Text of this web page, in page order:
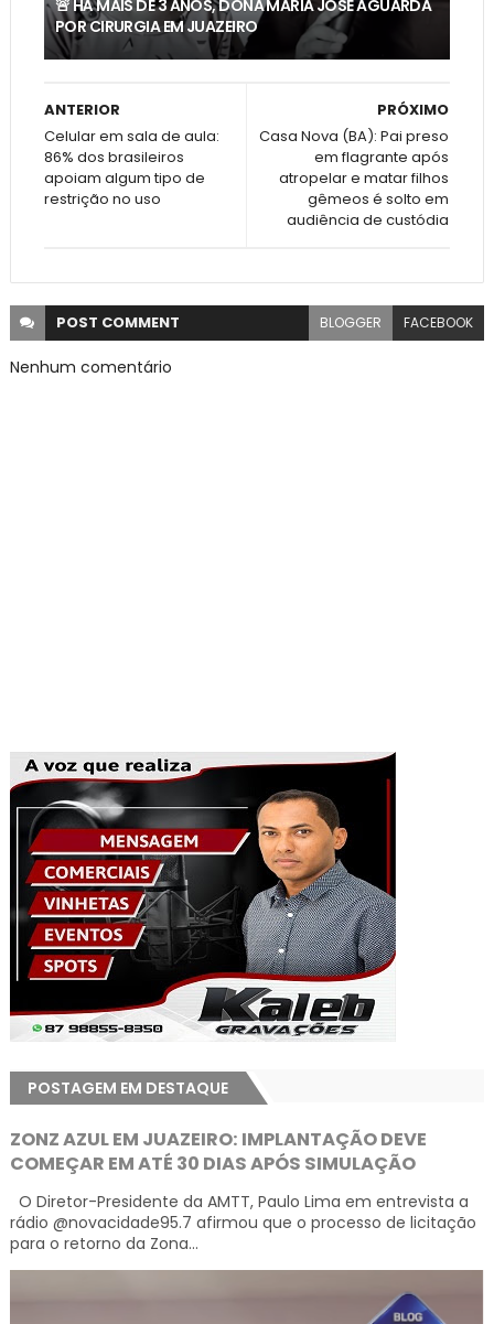
🚨 HÁ MAIS DE 3 ANOS, DONA MARIA JOSÉ AGUARDA
POR CIRURGIA EM JUAZEIRO
PRÓXIMO
Casa Nova (BA): Pai preso
em flagrante após
atropelar e matar filhos
gêmeos é solto em
audiência de custódia
ANTERIOR
Celular em sala de aula:
86% dos brasileiros
apoiam algum tipo de
restrição no uso
POST COMMENT BLOGGER FACEBOOK
Nenhum comentário
POSTAGEM EM DESTAQUE
ZONZ AZUL EM JUAZEIRO: IMPLANTAÇÃO DEVE
COMEÇAR EM ATÉ 30 DIAS APÓS SIMULAÇÃO
O Diretor-Presidente da AMTT, Paulo Lima em entrevista a
rádio @novacidade95.7 afirmou que o processo de licitação
para o retorno da Zona...